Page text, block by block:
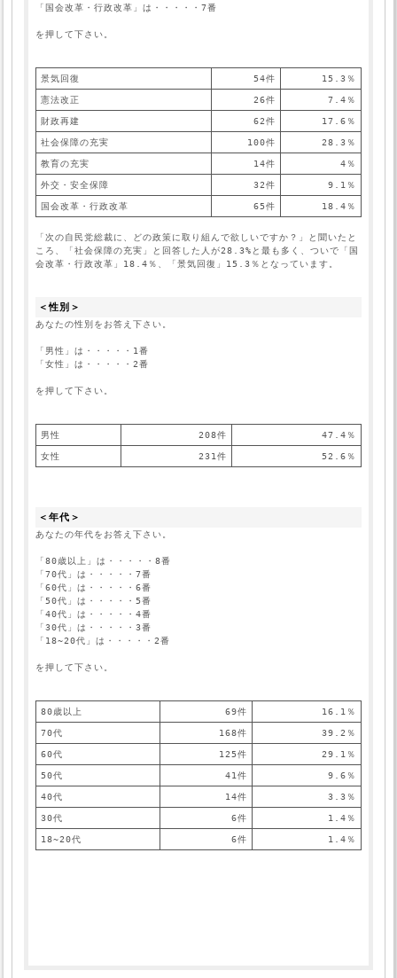
「国会改革・行政改革」は・・・・・7番
を押して下さい。
景気回復 54件 15.3％
憲法改正 26件 7.4％
財政再建 62件 17.6％
社会保障の充実 100件 28.3％
教育の充実 14件 4％
外交・安全保障 32件 9.1％
国会改革・行政改革 65件 18.4％
「次の自民党総裁に、どの政策に取り組んで欲しいですか？」と聞いたと
ころ、「社会保障の充実」と回答した人が28.3%と最も多く、ついで「国
会改革・行政改革」18.4％、「景気回復」15.3％となっています。
＜性別＞
あなたの性別をお答え下さい。
「男性」は・・・・・1番
「女性」は・・・・・2番
を押して下さい。
男性 208件 47.4％
女性 231件 52.6％
＜年代＞
あなたの年代をお答え下さい。
「80歳以上」は・・・・・8番
「70代」は・・・・・7番
「60代」は・・・・・6番
「50代」は・・・・・5番
「40代」は・・・・・4番
「30代」は・・・・・3番
「18~20代」は・・・・・2番
を押して下さい。
80歳以上 69件 16.1％
70代 168件 39.2％
60代 125件 29.1％
50代 41件 9.6％
40代 14件 3.3％
30代 6件 1.4％
18~20代 6件 1.4％